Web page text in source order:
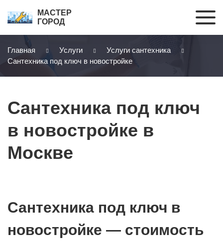
МАСТЕР
ГОРОД
Главная Услуги
Услуги сантехника
Сантехника под ключ в новостройке
Сантехника под ключ
в новостройке в
Москве
Сантехника под ключ в
новостройке — стоимость